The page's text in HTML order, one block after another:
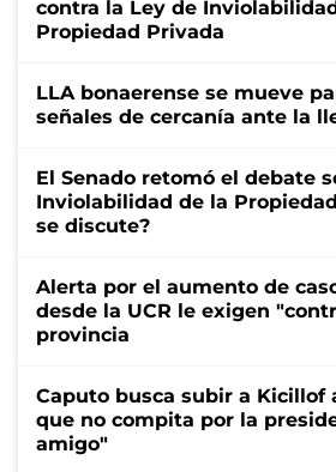
contra la Ley de
Propiedad Privada
LLA bonaerense se mueve
señales de cercanía ante la
El Senado retomó el debate
Inviolabilidad de la
se discute?
Alerta por el aumento de
desde la UCR le exigen
provincia
Caputo busca subir a Kicillof
que no compita por la
amigo"